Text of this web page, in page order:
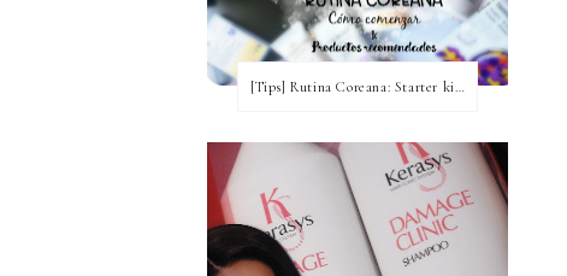
[Tips] Rutina Coreana: Starter kit para comenzar ~ Productos recomendados